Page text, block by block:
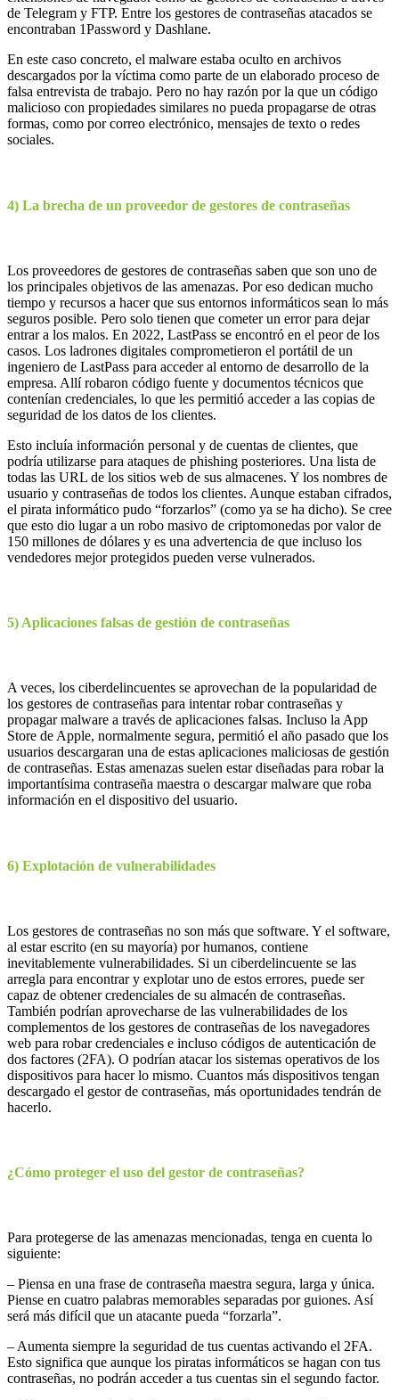
de Telegram y FTP. Entre los gestores de contraseñas atacados se
encontraban 1Password y Dashlane.
En este caso concreto, el malware estaba oculto en archivos
descargados por la víctima como parte de un elaborado proceso de
falsa entrevista de trabajo. Pero no hay razón por la que un código
malicioso con propiedades similares no pueda propagarse de otras
formas, como por correo electrónico, mensajes de texto o redes
sociales.
4) La brecha de un proveedor de gestores de contraseñas
Los proveedores de gestores de contraseñas saben que son uno de
los principales objetivos de las amenazas. Por eso dedican mucho
tiempo y recursos a hacer que sus entornos informáticos sean lo más
seguros posible. Pero solo tienen que cometer un error para dejar
entrar a los malos. En 2022, LastPass se encontró en el peor de los
casos. Los ladrones digitales comprometieron el portátil de un
ingeniero de LastPass para acceder al entorno de desarrollo de la
empresa. Allí robaron código fuente y documentos técnicos que
contenían credenciales, lo que les permitió acceder a las copias de
seguridad de los datos de los clientes.
Esto incluía información personal y de cuentas de clientes, que
podría utilizarse para ataques de phishing posteriores. Una lista de
todas las URL de los sitios web de sus almacenes. Y los nombres de
usuario y contraseñas de todos los clientes. Aunque estaban cifrados,
el pirata informático pudo “forzarlos” (como ya se ha dicho). Se cree
que esto dio lugar a un robo masivo de criptomonedas por valor de
150 millones de dólares y es una advertencia de que incluso los
vendedores mejor protegidos pueden verse vulnerados.
5) Aplicaciones falsas de gestión de contraseñas
A veces, los ciberdelincuentes se aprovechan de la popularidad de
los gestores de contraseñas para intentar robar contraseñas y
propagar malware a través de aplicaciones falsas. Incluso la App
Store de Apple, normalmente segura, permitió el año pasado que los
usuarios descargaran una de estas aplicaciones maliciosas de gestión
de contraseñas. Estas amenazas suelen estar diseñadas para robar la
importantísima contraseña maestra o descargar malware que roba
información en el dispositivo del usuario.
6) Explotación de vulnerabilidades
Los gestores de contraseñas no son más que software. Y el software,
al estar escrito (en su mayoría) por humanos, contiene
inevitablemente vulnerabilidades. Si un ciberdelincuente se las
arregla para encontrar y explotar uno de estos errores, puede ser
capaz de obtener credenciales de su almacén de contraseñas.
También podrían aprovecharse de las vulnerabilidades de los
complementos de los gestores de contraseñas de los navegadores
web para robar credenciales e incluso códigos de autenticación de
dos factores (2FA). O podrían atacar los sistemas operativos de los
dispositivos para hacer lo mismo. Cuantos más dispositivos tengan
descargado el gestor de contraseñas, más oportunidades tendrán de
hacerlo.
¿Cómo proteger el uso del gestor de contraseñas?
Para protegerse de las amenazas mencionadas, tenga en cuenta lo
siguiente:
– Piensa en una frase de contraseña maestra segura, larga y única.
Piense en cuatro palabras memorables separadas por guiones. Así
será más difícil que un atacante pueda “forzarla”.
– Aumenta siempre la seguridad de tus cuentas activando el 2FA.
Esto significa que aunque los piratas informáticos se hagan con tus
contraseñas, no podrán acceder a tus cuentas sin el segundo factor.